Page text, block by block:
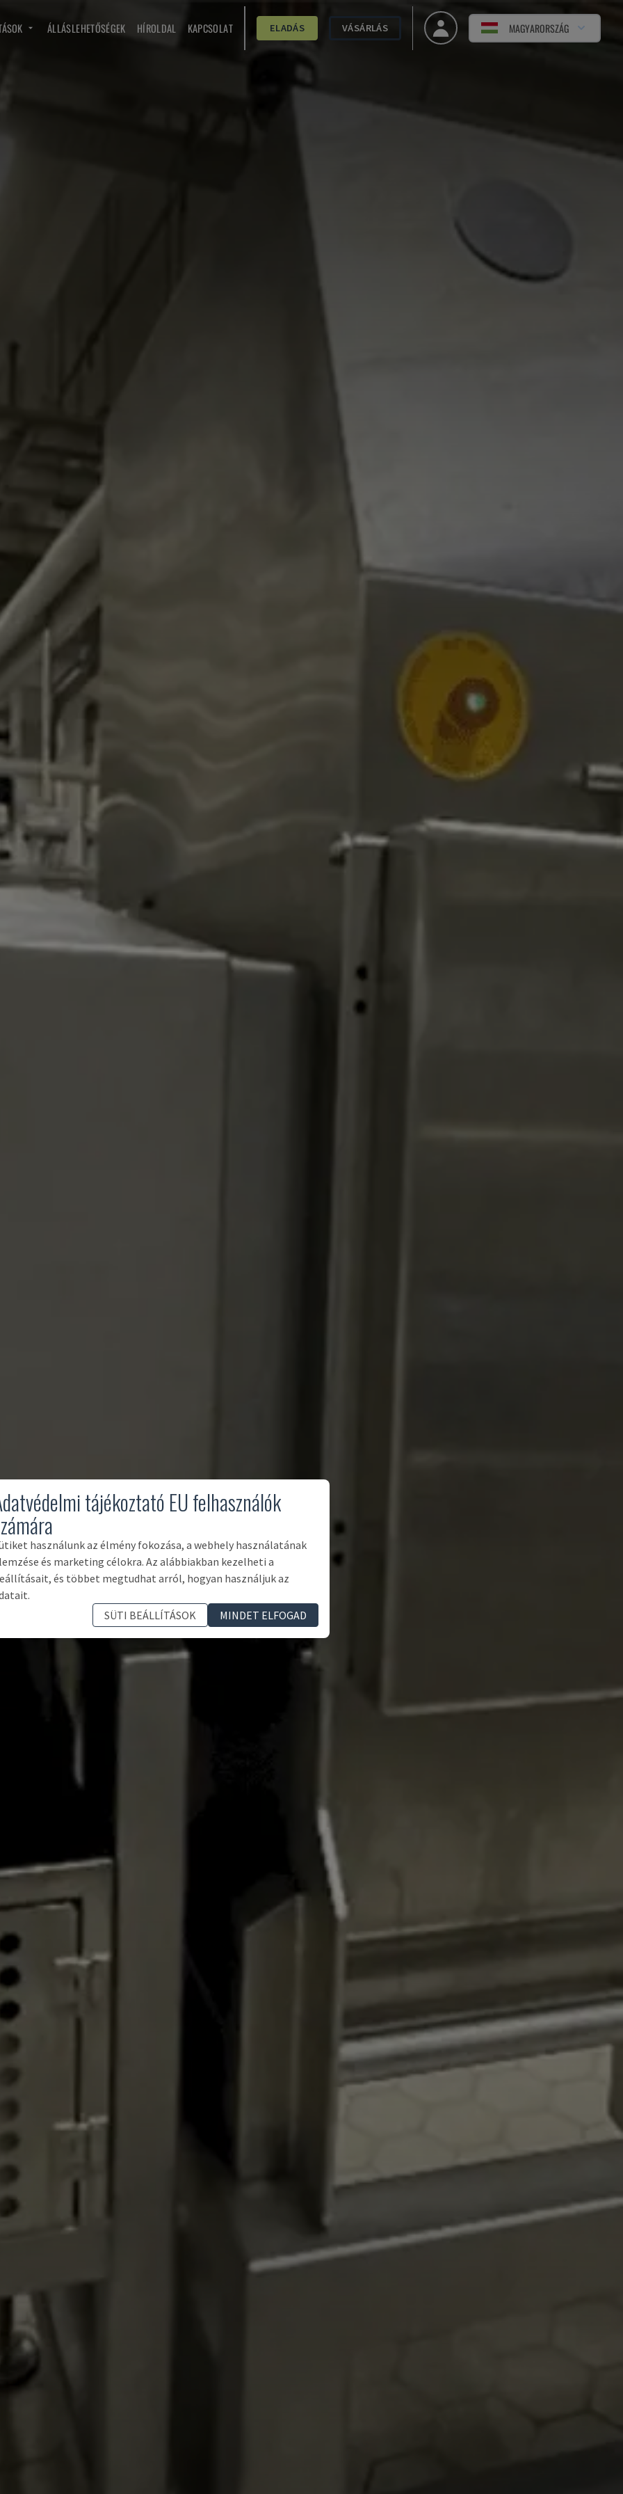
ÁLLÁSLEHETŐSÉGEK HÍROLDAL KAPCSOLAT ELADÁS VÁSÁRLÁS MAGYARORSZÁG
tájékoztató EU felhasználók
használunk az élmény fokozása, a webhely használatának
és marketing célokra. Az alábbiakban kezelheti a
és többet megtudhat arról, hogyan használjuk az
SÜTI BEÁLLÍTÁSOK
MINDET ELFOGAD